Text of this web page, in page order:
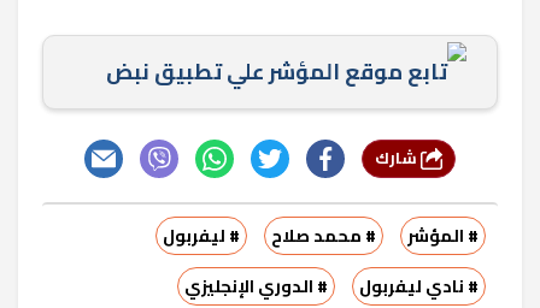
تابع موقع المؤشر علي تطبيق نبض
# المؤشر # محمد صلاح
# ليفربول
# نادي ليفربول
# الدوري الإنجليزي